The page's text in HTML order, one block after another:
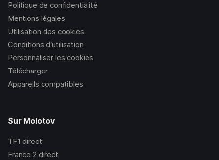
Politique de confidentialité
Mentions légales
Utilisation des cookies
Conditions d’utilisation
Personnaliser les cookies
Télécharger
Appareils compatibles
Sur Molotov
TF1 direct
France 2 direct